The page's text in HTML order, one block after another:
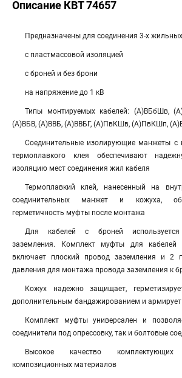
Описание КВТ 74657
Предназначены для соединения 3-х
с пластмассовой изоляцией
с броней и без брони
на напряжение до 1 кВ
Типы монтируемых кабелей: (А)ВБбШв,
(А)ВБВ, (А)ВВБ, (А)ВВБГ, (А)ПвКШв, (А)ПвКШп,
Соединительные изолирующие манжеты с
термоплавкого клея обеспечивают
изоляцию мест соединения жил кабеля
Термоплавкий клей, нанесенный на
соединительных манжет и кожуха,
герметичность муфты после монтажа
Для кабелей с броней
заземления. Комплект муфты для кабелей
включает плоский провод заземления и 2
давления для монтажа провода заземления к
Кожух надежно защищает,
дополнительным бандажированием и
Комплект муфты универсален и
соединители под опрессовку, так и болтовые
Высокое качество
композиционных материалов